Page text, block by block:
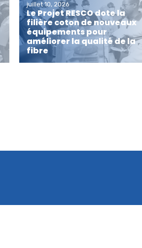
juillet 10, 2026
Le Projet RESCO dote la
filière coton de nouveaux
équipements pour
améliorer la qualité de la
fibre